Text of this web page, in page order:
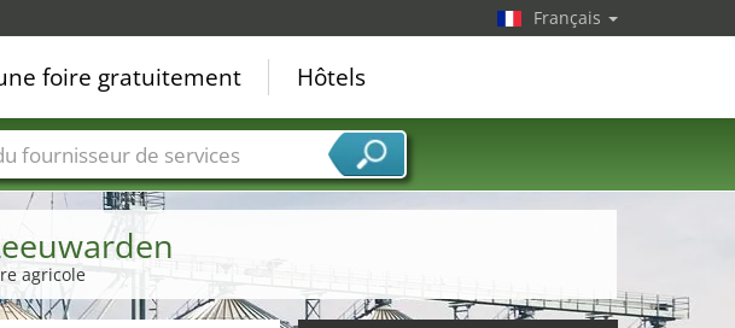
agricole
Français
foire gratuitement Hôtels
du fournisseur de services